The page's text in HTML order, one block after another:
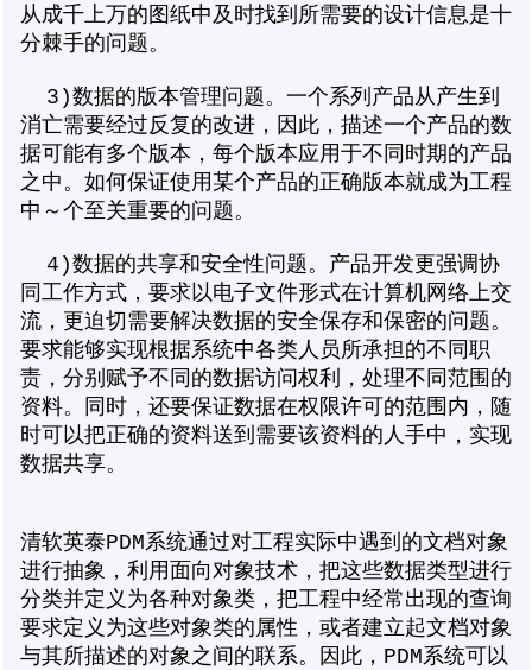
从成千上万的图纸中及时找到所需要的设计信息是十
分棘手的问题。
3)数据的版本管理问题。一个系列产品从产生到
消亡需要经过反复的改进，因此，描述一个产品的数
据可能有多个版本，每个版本应用于不同时期的产品
之中。如何保证使用某个产品的正确版本就成为工程
中～个至关重要的问题。
4)数据的共享和安全性问题。产品开发更强调协
同工作方式，要求以电子文件形式在计算机网络上交
流，更迫切需要解决数据的安全保存和保密的问题。
要求能够实现根据系统中各类人员所承担的不同职
责，分别赋予不同的数据访问权利，处理不同范围的
资料。同时，还要保证数据在权限许可的范围内，随
时可以把正确的资料送到需要该资料的人手中，实现
数据共享。
清软英泰PDM系统通过对工程实际中遇到的文档对象
进行抽象，利用面向对象技术，把这些数据类型进行
分类并定义为各种对象类，把工程中经常出现的查询
要求定义为这些对象类的属性，或者建立起文档对象
与其所描述的对象之间的联系。因此，PDM系统可以